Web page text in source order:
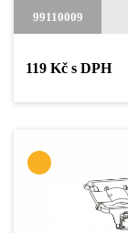
99110009
119 Kč s DPH